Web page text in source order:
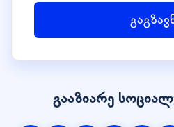
გააზიარე